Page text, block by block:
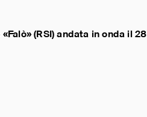
(RSI) andata in onda il 28